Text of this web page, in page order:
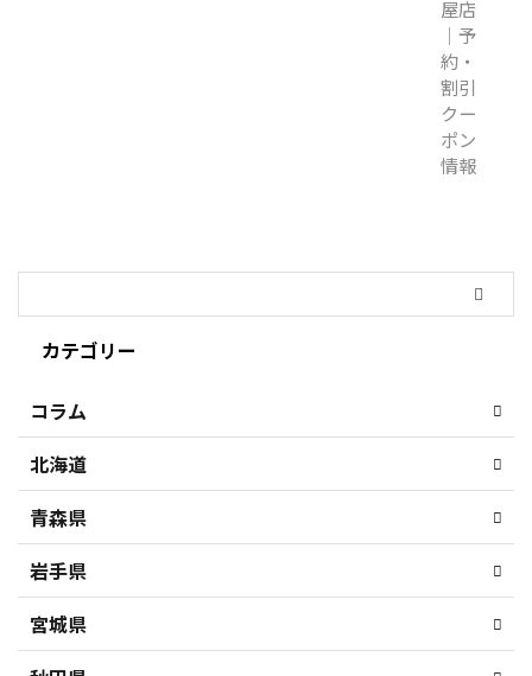
カテゴリー
コラム
北海道
青森県
岩手県
宮城県